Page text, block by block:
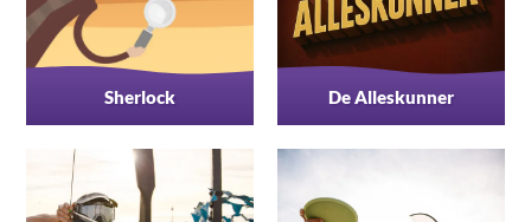
Sherlock De Alleskunner